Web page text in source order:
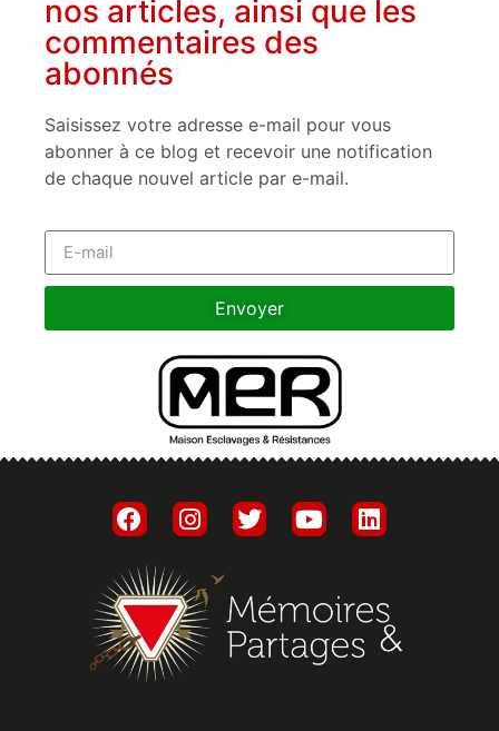
nos articles, ainsi que les
commentaires des
abonnés
Saisissez votre adresse e-mail pour vous
abonner à ce blog et recevoir une notification
de chaque nouvel article par e-mail.
Envoyer